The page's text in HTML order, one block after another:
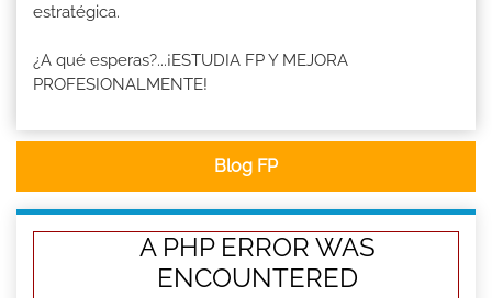
estratégica.
¿A qué esperas?...¡ESTUDIA FP Y MEJORA
PROFESIONALMENTE!
Blog FP
A PHP ERROR WAS
ENCOUNTERED